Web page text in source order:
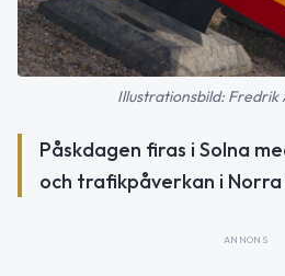
Illustrationsbild: Fredrik
Påskdagen firas i Solna
och trafikpåverkan i Norra
ANNONS